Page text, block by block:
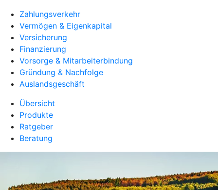
Zahlungsverkehr
Vermögen & Eigenkapital
Versicherung
Finanzierung
Vorsorge & Mitarbeiterbindung
Gründung & Nachfolge
Auslandsgeschäft
Übersicht
Produkte
Ratgeber
Beratung